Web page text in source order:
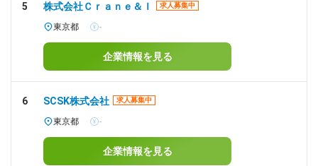
5 株式会社Ｃｒａｎｅ＆Ｉ 求人募集中
東京都 -
企業情報を見る
6 SCSK株式会社 求人募集中
東京都 -
企業情報を見る